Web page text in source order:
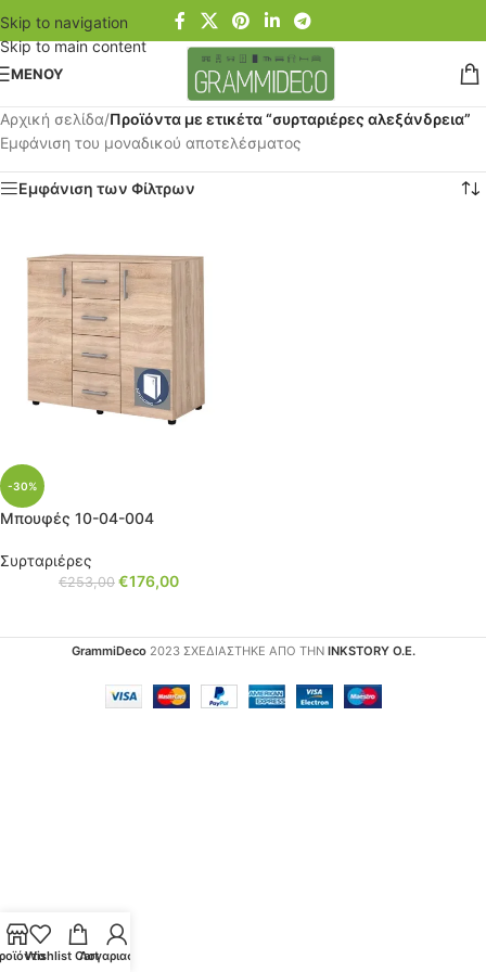
Skip to navigation
Skip to main content
ΜΕΝΟΥ
Αρχική σελίδα/Προϊόντα με ετικέτα “συρταριέρες αλεξάνδρεια”
Εμφάνιση του μοναδικού αποτελέσματος
Εμφάνιση των Φίλτρων
-30%
Μπουφές 10-04-004
Συρταριέρες
€253,00 €176,00
GrammiDeco 2023 ΣΧΕΔΙΑΣΤΗΚΕ ΑΠΟ ΤΗΝ INKSTORY Ο.Ε.
Wishlist Cart
Λογαριασμός